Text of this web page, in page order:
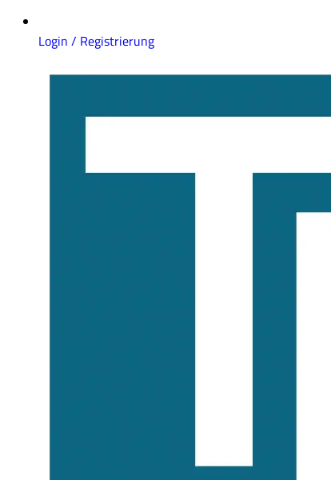
Login / Registrierung